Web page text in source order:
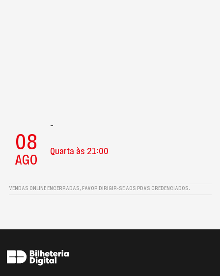
08
AGO
-
Quarta às 21:00
VENDAS ONLINE ENCERRADAS, FAVOR DIRIGIR-SE AOS PDVS CREDENCIADOS.